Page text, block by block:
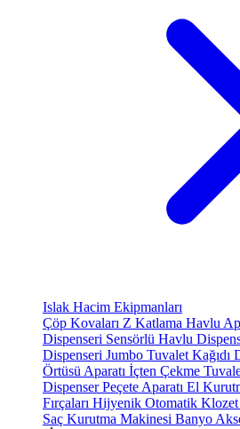
Islak Hacim Ekipmanları
Çöp Kovaları Z Katlama Havlu
Dispenseri Sensörlü Havlu
Dispenseri Jumbo Tuvalet Kağıdı
Örtüsü Aparatı İçten Çekme
Dispenser Peçete Aparatı El
Fırçaları Hijyenik Otomatik Klozet
Saç Kurutma Makinesi Banyo